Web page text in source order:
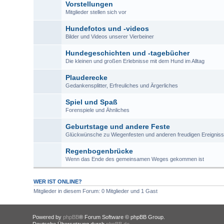
Vorstellungen
Mitglieder stellen sich vor
Hundefotos und -videos
Bilder und Videos unserer Vierbeiner
Hundegeschichten und -tagebücher
Die kleinen und großen Erlebnisse mit dem Hund im Alltag
Plauderecke
Gedankensplitter, Erfreuliches und Ärgerliches
Spiel und Spaß
Forenspiele und Ähnliches
Geburtstage und andere Feste
Glückwünsche zu Wiegenfesten und anderen freudigen
Regenbogenbrücke
Wenn das Ende des gemeinsamen Weges gekommen ist
WER IST ONLINE?
Mitglieder in diesem Forum: 0 Mitglieder und 1 Gast
Powered by phpBB® Forum Software © phpBB Group.